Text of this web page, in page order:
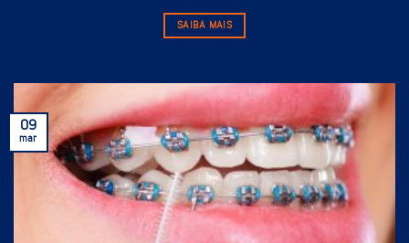
SAIBA MAIS
09
mar